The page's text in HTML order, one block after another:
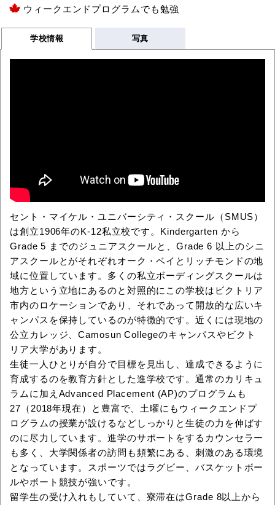
ウィークエンドプログラムでも勉強
学校情報 写真
セント・マイケル・ユニバーシティ・スクール（SMUS）
は創立1906年のK-12私立校です。Kindergarten から
Grade 5 までのジュニアスクールと、Grade 6 以上のシニ
アスクールとがそれぞれオーク・ベイとリッチモンドの地
域に位置しています。多くの私立ボーディングスクールは
地方という立地にあるのと対照的にこの学校はビクトリア
市内のロケーションであり、それであって開放的な広いキ
ャンパスを保持しているのが特徴的です。近くには現地の
公立カレッジ、Camosun Collegeのキャンパスやビクト
リア大学があります。
生徒一人ひとりが自分で目標を見出し、達成できるように
育成するのを教育方針とした進学校です。通常のカリキュ
ラムに加えAdvanced Placement (AP)のプログラムも
27（2018年現在）と豊富で、土曜にもウィークエンドプ
ログラムの授業が設けるなどしっかりと生徒の力を伸ばす
のに尽力しています。進学のサポートをするカウンセラー
も多く、大学関係者の訪問も頻繁にある、刺激のある環境
となっています。スポーツではラグビー、バスケットボー
ルやボート競技が強いです。
留学生の受け入れもしていて、寮滞在はGrade 8以上から